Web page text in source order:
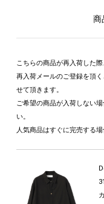
商
こちらの商品が再入荷した
再入荷メールのご登録を頂
せて頂きます。
ご希望の商品が入荷しない
い。
人気商品はすぐに完売する